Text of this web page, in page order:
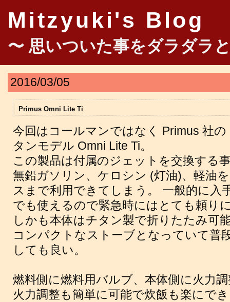
Mitzyuki's Blog
〜 思いついた事をダラダラ
2016/03/05
Primus Omni Lite Ti
今回はコールマンではなく Primus 社
タンモデル Omni Lite Ti。
この製品は付属のジェットを交換する
無鉛ガソリン、ケロシン (灯油)、軽油
スまで利用できてしまう。 一般的に入
でも使えるので緊急時にはとても頼り
しかも本体はチタン製で折りたたみ可
コンパクトなストーブとなっていて普
しても良い。
燃料側に燃料用バルブ、本体側に火力
火力調整も簡単に可能で炊飯も楽にで